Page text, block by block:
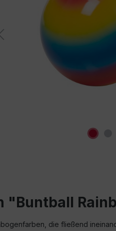
"Buntball
die fließend